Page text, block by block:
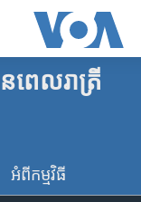
ពេលរាត្រី
អំពី​កម្មវិធី​